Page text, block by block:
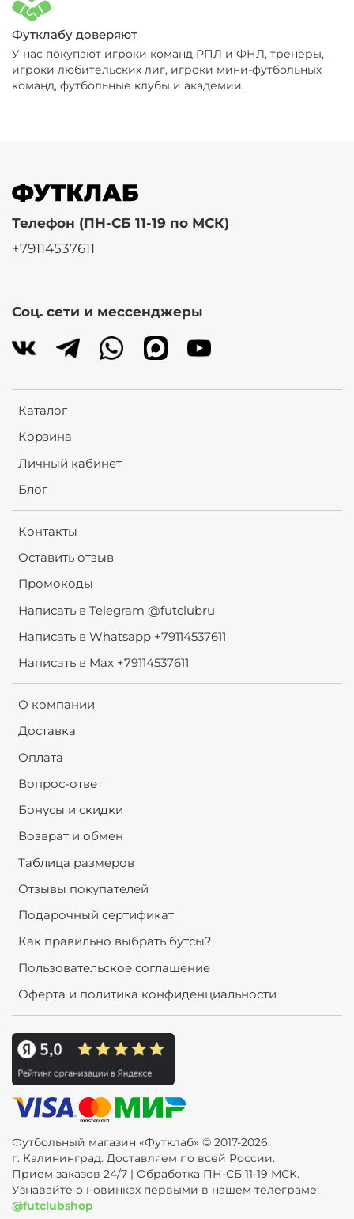
Футклабу доверяют
У нас покупают игроки команд РПЛ и ФНЛ, тренеры,
игроки любительских лиг, игроки мини-футбольных
команд, футбольные клубы и академии.
Каталог
Корзина
Личный кабинет
Блог
Контакты
Оставить отзыв
Промокоды
Написать в Telegram @futclubru
Написать в Whatsapp +79114537611
Написать в Max +79114537611
О компании
Доставка
Оплата
Вопрос-ответ
Бонусы и скидки
Возврат и обмен
Таблица размеров
Отзывы покупателей
Подарочный сертификат
Как правильно выбрать бутсы?
Пользовательское соглашение
Оферта и политика конфиденциальности
Телефон (ПН-СБ 11-19 по МСК)
+79114537611
Соц. сети и мессенджеры
Футбольный магазин «Футклаб» © 2017-2026.
г. Калининград. Доставляем по всей России.
Прием заказов 24/7 | Обработка ПН-СБ 11-19 МСК.
Узнавайте о новинках первыми в нашем телеграме:
@futclubshop